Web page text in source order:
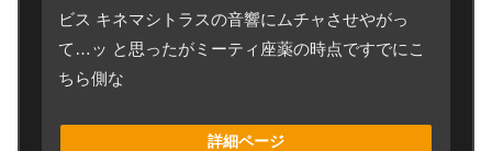
ビス キネマシトラスの音響にムチャさせやがっ
て…ッ と思ったがミーティ座薬の時点ですでにこ
ちら側な
詳細ページ